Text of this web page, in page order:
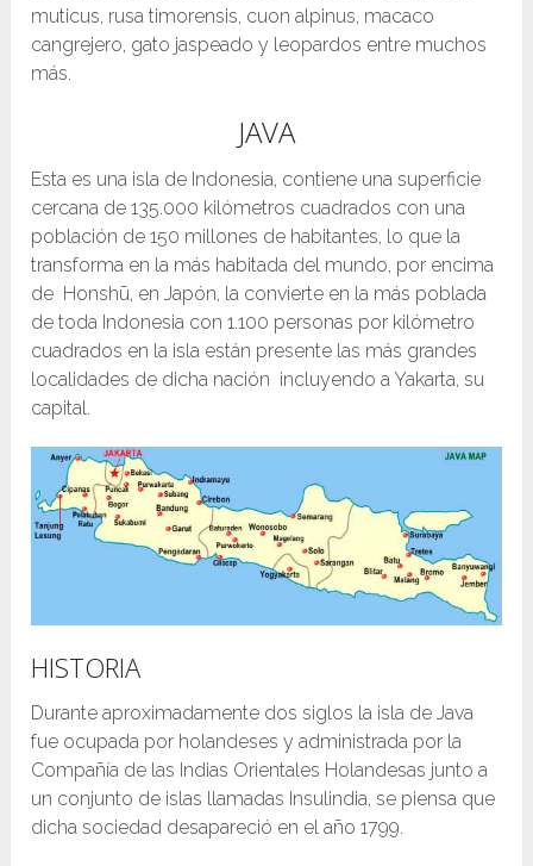
muticus, rusa timorensis, cuon alpinus, macaco
cangrejero, gato jaspeado y leopardos entre muchos
más.
JAVA
Esta es una isla de Indonesia, contiene una superficie
cercana de 135.000 kilómetros cuadrados con una
población de 150 millones de habitantes, lo que la
transforma en la más habitada del mundo, por encima
de Honshū, en Japón, la convierte en la más poblada
de toda Indonesia con 1.100 personas por kilómetro
cuadrados en la isla están presente las más grandes
localidades de dicha nación incluyendo a Yakarta, su
capital.
HISTORIA
Durante aproximadamente dos siglos la isla de Java
fue ocupada por holandeses y administrada por la
Compañía de las Indias Orientales Holandesas junto a
un conjunto de islas llamadas Insulindia, se piensa que
dicha sociedad desapareció en el año 1799.